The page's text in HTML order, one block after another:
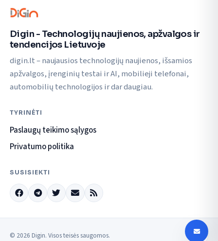
Digin - Technologijų naujienos, apžvalgos ir
tendencijos Lietuvoje
digin.lt – naujausios technologijų naujienos, išsamios
apžvalgos, įrenginių testai ir AI, mobilieji telefonai,
automobilių technologijos ir dar daugiau.
TYRINĖTI
Paslaugų teikimo sąlygos
Privatumo politika
SUSISIEKTI
© 2026 Digin. Visos teisės saugomos.